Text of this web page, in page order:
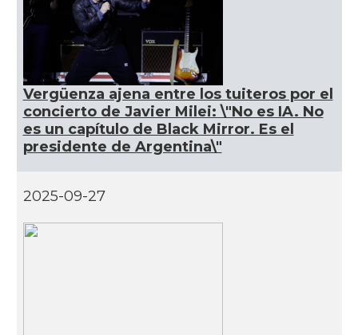
Vergüenza ajena entre los tuiteros por el
concierto de Javier Milei: \"No es IA. No
es un capítulo de Black Mirror. Es el
presidente de Argentina\"
2025-09-27